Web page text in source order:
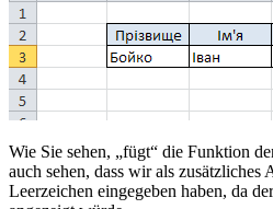
Wie Sie sehen, „fügt“ die Funktion
auch sehen, dass wir als zusätzliches
Leerzeichen eingegeben haben, da